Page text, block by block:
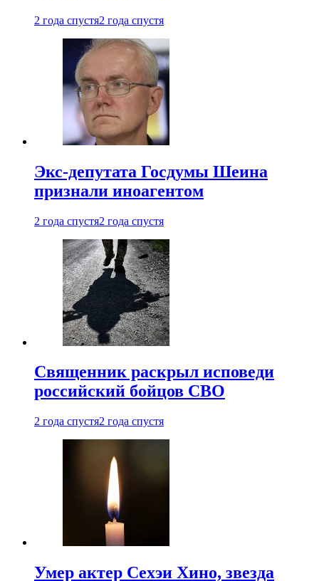
2 года спустя2 года спустя
Экс-депутата Госдумы Шеина
признали иноагентом
2 года спустя2 года спустя
Священник раскрыл исповеди
российский бойцов СВО
2 года спустя2 года спустя
Умер актер Сехэи Хино, звезда